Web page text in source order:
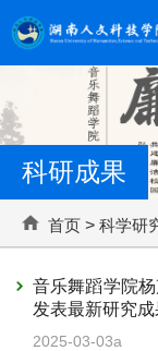
科研成果
首页 > 科学研
音乐舞蹈学院
发表最新研究成
2025-03-03a